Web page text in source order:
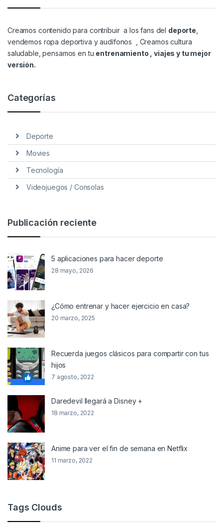
Creamos contenido para contribuir a los fans del deporte
vendemos ropa deportiva y audífonos , Creamos cultura
saludable, pensamos en tu entrenamiento , viajes y tu mejor
versión.
Categorías
Deporte
Movies
Tecnología
Videojuegos / Consolas
Publicación reciente
5 aplicaciones para hacer deporte
28 mayo, 2026
¿Cómo entrenar y hacer ejercicio en casa?
20 marzo, 2025
Recuerda juegos clásicos para compartir con tus
hijos
7 agosto, 2022
Daredevil llegará a Disney +
18 marzo, 2022
Anime para ver el fin de semana en Netflix
11 marzo, 2022
Tags Clouds